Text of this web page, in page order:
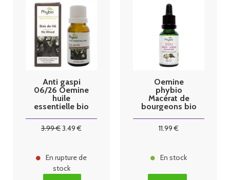
Anti gaspi
06/26 Oemine
huile
essentielle bio
3.99€3.49 €
En rupture de
stock
Oemine
phybio
Macérat de
bourgeons bio
11.99 €
En stock